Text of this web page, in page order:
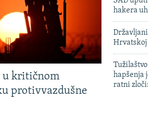
u kritičnom
protivvazdušne
hakera
Hrvatskoj
hapšenja
ratni